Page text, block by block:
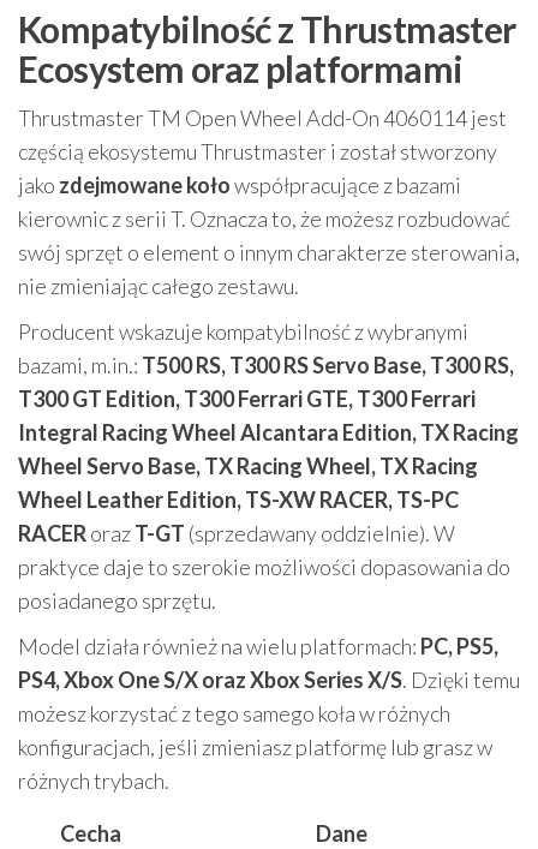
Kompatybilność z Thrustmaster
Ecosystem oraz platformami
Thrustmaster TM Open Wheel Add-On 4060114 jest
częścią ekosystemu Thrustmaster i został stworzony
jako zdejmowane kołowspółpracujące z bazami
kierownic z serii T. Oznacza to, że możesz rozbudować
swój sprzęt o element o innym charakterze sterowania,
nie zmieniając całego zestawu.
Producent wskazuje kompatybilność z wybranymi
bazami, m.in.: T500 RS, T300 RS Servo Base, T300 RS,
T300 GT Edition, T300 Ferrari GTE, T300 Ferrari
Integral Racing Wheel Alcantara Edition, TX Racing
Wheel Servo Base, TX Racing Wheel, TX Racing
Wheel Leather Edition, TS-XW RACER, TS-PC
RACERorazT-GT (sprzedawany oddzielnie). W
praktyce daje to szerokie możliwości dopasowania do
posiadanego sprzętu.
Model działa również na wielu platformach: PC, PS5,
PS4, Xbox One S/X oraz Xbox Series X/S. Dzięki temu
możesz korzystać z tego samego koła w różnych
konfiguracjach, jeśli zmieniasz platformę lub grasz w
różnych trybach.
Cecha
Dane